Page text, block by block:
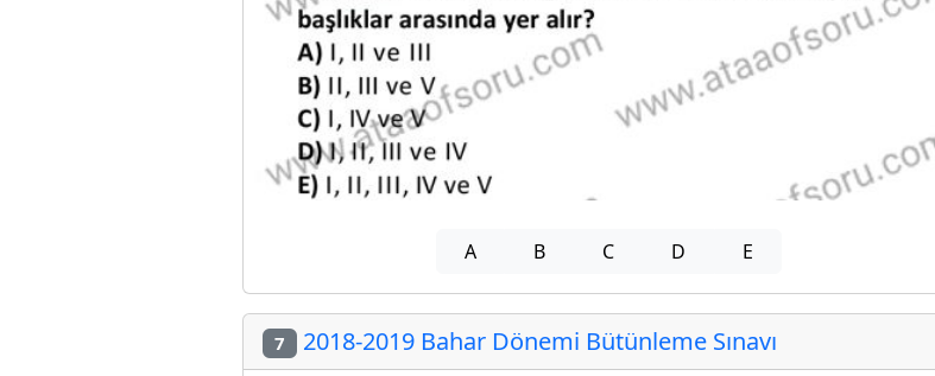
A B C D E
7 2018-2019 Bahar Dönemi Bütünleme Sınavı